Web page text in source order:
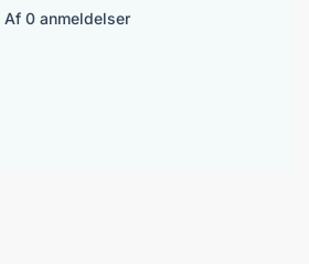
Af 0 anmeldelser